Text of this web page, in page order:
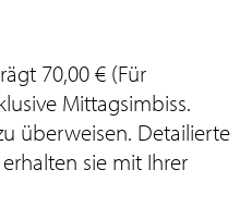
70,00 € (Für
Mittagsimbiss.
überweisen. Detailierte
sie mit Ihrer